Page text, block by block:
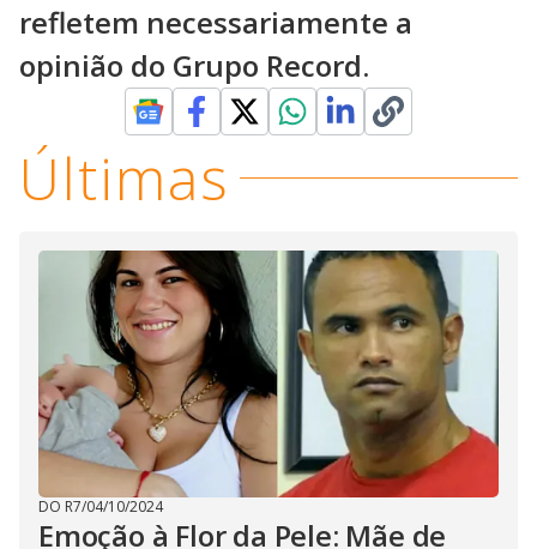
refletem necessariamente a
opinião do Grupo Record.
Últimas
DO R7/04/10/2024
Emoção à Flor da Pele: Mãe de